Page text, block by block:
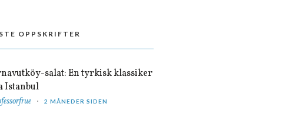
OPPSKRIFTER
salat: En tyrkisk klassiker
Istanbul
2 MÅNEDER SIDEN